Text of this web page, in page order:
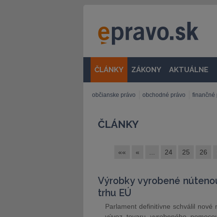
ČLÁNKY ZÁKONY AKTUÁLNE
občianske právo obchodné právo finančné
ČLÁNKY
«« « 24 25 26
Výrobky vyrobené
trhu EÚ
Parlament definitívne schválil